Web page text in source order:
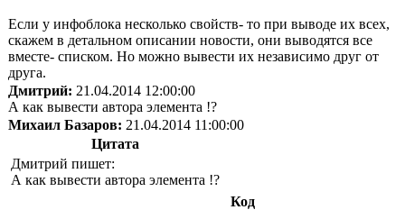
Если у инфоблока несколько свойств- то при выводе их всех,
скажем в детальном описании новости, они выводятся все
вместе- списком. Но можно вывести их независимо друг от
друга.
Дмитрий: 21.04.2014 12:00:00
А как вывести автора элемента !?
Михаил Базаров: 21.04.2014 11:00:00
Цитата
Дмитрий пишет:
А как вывести автора элемента !?
Код